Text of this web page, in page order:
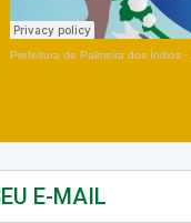
Prefeitura de Palmeira dos Índios ·